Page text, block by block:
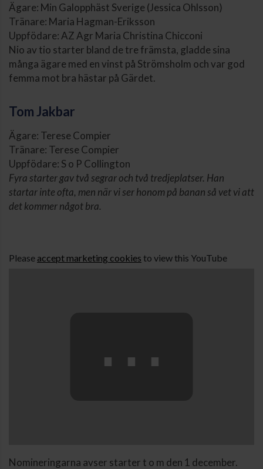
Ägare: Min Galopphäst Sverige (Jessica Ohlsson)
Tränare: Maria Hagman-Eriksson
Uppfödare: AZ Agr Maria Christina Chicconi
Nio av tio starter bland de tre främsta, gladde sina
många ägare med en vinst på Strömsholm och var god
femma mot bra hästar på Gärdet.
Tom Jakbar
Ägare: Terese Compier
Tränare: Terese Compier
Uppfödare: S o P Collington
Fyra starter gav två segrar och två tredjeplatser. Han
startar inte ofta, men när vi ser honom på banan så vet vi att
det kommer något bra.
⋯
Please accept marketing cookies to view this YouTube
Nomineringarna avser starter t o m den 1 december.